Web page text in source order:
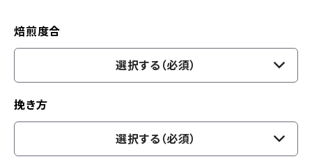
焙煎度合
選択する（必須）
挽き方
選択する（必須）